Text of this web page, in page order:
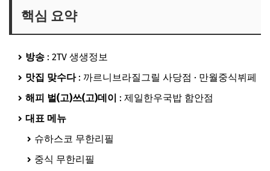
핵심 요약
방송 : 2TV 생생정보
맛집 맞수다: 까르니브라질그릴 사당점 · 만월중식뷔페
해피 벌(고)쓰(고)데이 : 제일한우국밥 함안점
대표 메뉴
슈하스코 무한리필
중식 무한리필